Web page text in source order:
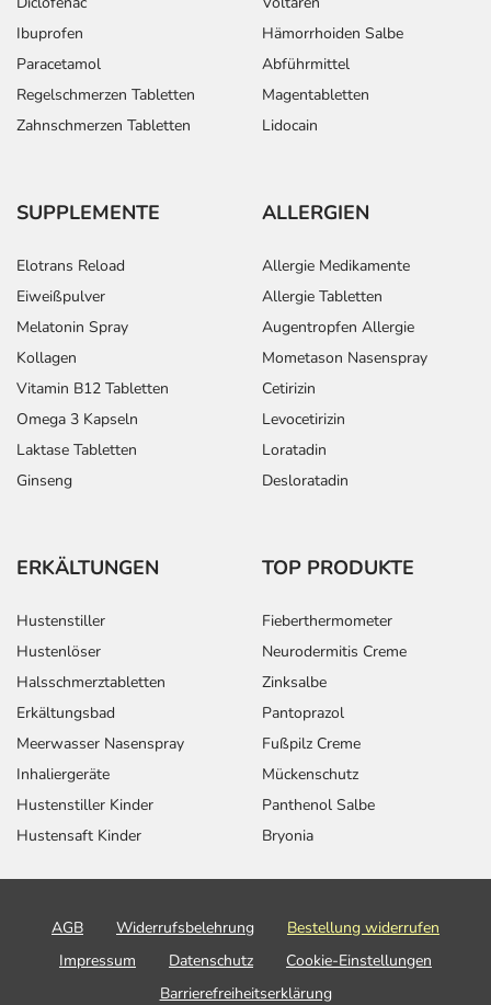
Ibuprofen
Paracetamol
Regelschmerzen Tabletten
Zahnschmerzen Tabletten
Hämorrhoiden Salbe
Abführmittel
Magentabletten
Lidocain
SUPPLEMENTE
Elotrans Reload
Eiweißpulver
Melatonin Spray
Kollagen
Vitamin B12 Tabletten
Omega 3 Kapseln
Laktase Tabletten
Ginseng
ALLERGIEN
Allergie Medikamente
Allergie Tabletten
Augentropfen Allergie
Mometason Nasenspray
Cetirizin
Levocetirizin
Loratadin
Desloratadin
ERKÄLTUNGEN
Hustenstiller
Hustenlöser
Halsschmerztabletten
Erkältungsbad
Meerwasser Nasenspray
Inhaliergeräte
Hustenstiller Kinder
Hustensaft Kinder
TOP PRODUKTE
Fieberthermometer
Neurodermitis Creme
Zinksalbe
Pantoprazol
Fußpilz Creme
Mückenschutz
Panthenol Salbe
Bryonia
AGB Widerrufsbelehrung
Bestellung widerrufen
Impressum
Datenschutz
Cookie-Einstellungen
Barrierefreiheitserklärung